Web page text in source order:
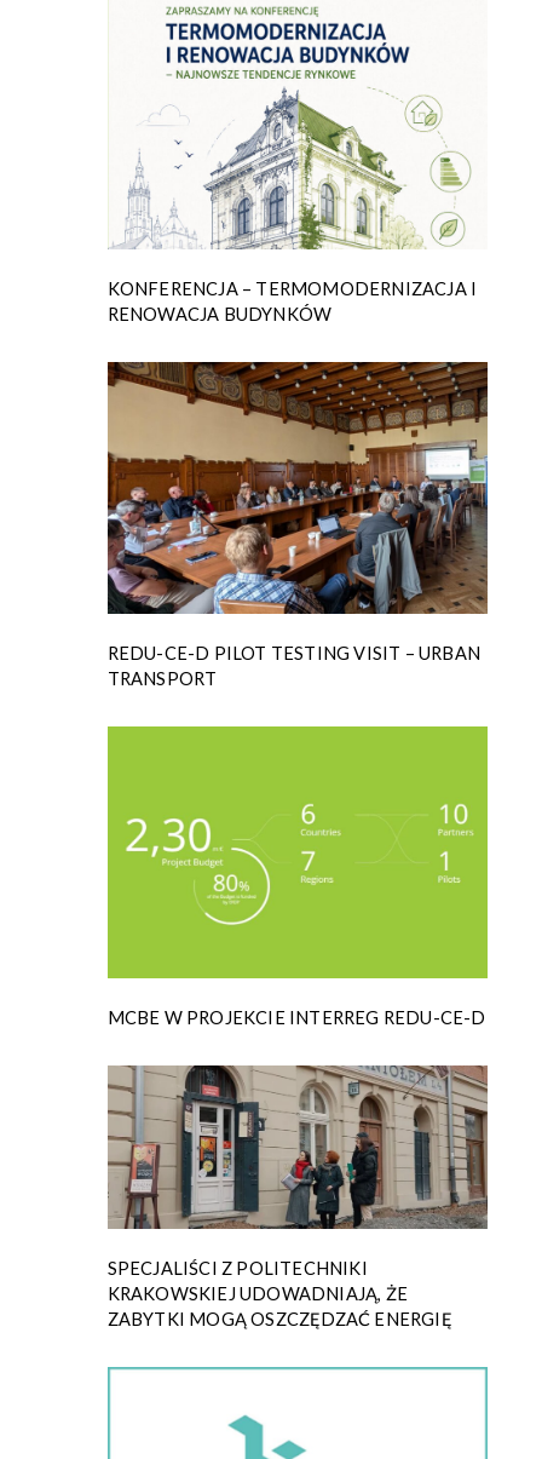
KONFERENCJA – TERMOMODERNIZACJA I
RENOWACJA BUDYNKÓW
REDU-CE-D PILOT TESTING VISIT – URBAN
TRANSPORT
MCBE W PROJEKCIE INTERREG REDU-CE-D
SPECJALIŚCI Z POLITECHNIKI
KRAKOWSKIEJ UDOWADNIAJĄ, ŻE
ZABYTKI MOGĄ OSZCZĘDZAĆ ENERGIĘ